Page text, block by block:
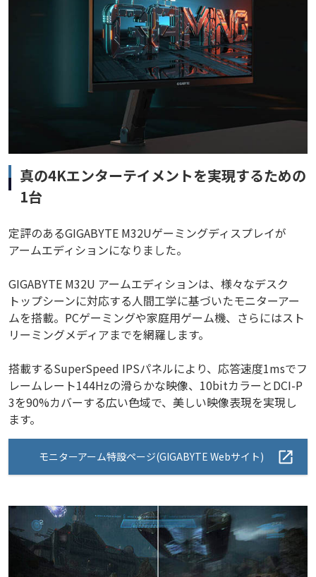
真の4Kエンターテイメントを実現するための
1台
定評のあるGIGABYTE M32Uゲーミングディスプレイが
アームエディションになりました。
GIGABYTE M32U アームエディションは、様々なデスク
トップシーンに対応する人間工学に基づいたモニターアー
ムを搭載。PCゲーミングや家庭用ゲーム機、さらにはスト
リーミングメディアまでを網羅します。
搭載するSuperSpeed IPSパネルにより、応答速度1msでフ
レームレート144Hzの滑らかな映像、10bitカラーとDCI-P
3を90%カバーする広い色域で、美しい映像表現を実現し
ます。
モニターアーム特設ページ(GIGABYTE Webサイト)